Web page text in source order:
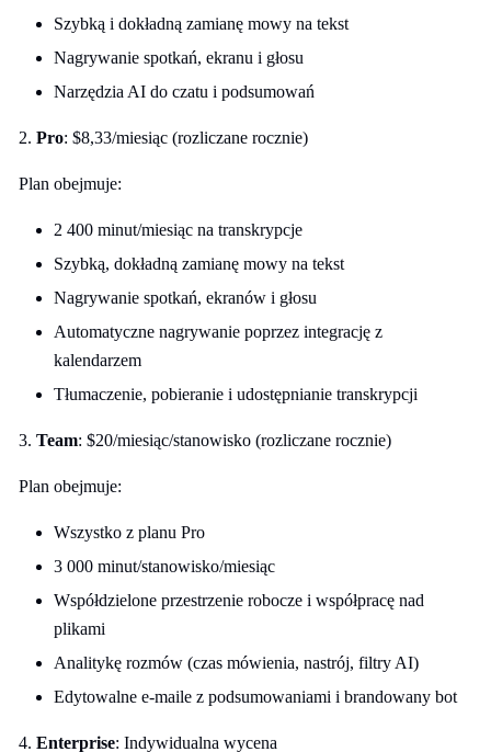
Szybką i dokładną zamianę mowy na tekst
Nagrywanie spotkań, ekranu i głosu
Narzędzia AI do czatu i podsumowań
2. ​​Pro: $8,33/miesiąc (rozliczane rocznie)
Plan obejmuje:
2 400 minut/miesiąc na transkrypcje
Szybką, dokładną zamianę mowy na tekst
Nagrywanie spotkań, ekranów i głosu
Automatyczne nagrywanie poprzez integrację z
kalendarzem
Tłumaczenie, pobieranie i udostępnianie transkrypcji
3. Team: $20/miesiąc/stanowisko (rozliczane rocznie)
Plan obejmuje:
Wszystko z planu Pro
3 000 minut/stanowisko/miesiąc
Współdzielone przestrzenie robocze i współpracę nad
plikami
Analitykę rozmów (czas mówienia, nastrój, filtry AI)
Edytowalne e-maile z podsumowaniami i brandowany bot
4. Enterprise: Indywidualna wycena